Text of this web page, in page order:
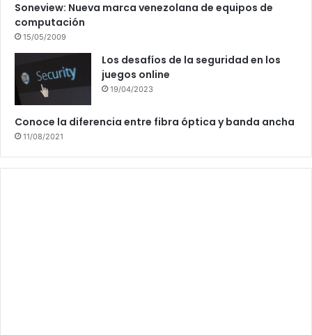
Soneview: Nueva marca venezolana de equipos de
computación
15/05/2009
Los desafíos de la seguridad en los
juegos online
19/04/2023
Conoce la diferencia entre fibra óptica y banda ancha
11/08/2021